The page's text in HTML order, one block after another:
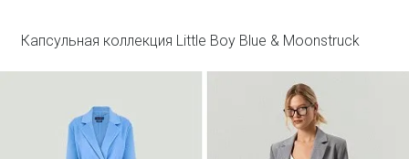
Пальто-халат из шерсти
R117/pesche
Капсульная коллекция Little Boy Blue & Moonstruck